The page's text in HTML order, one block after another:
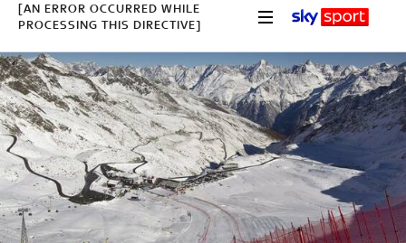
[AN ERROR OCCURRED WHILE
PROCESSING THIS DIRECTIVE]